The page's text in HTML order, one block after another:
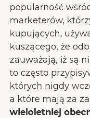
popularność
marketerów,
kupujących,
kuszącego, że
zauważają, iż są
to często
których nigdy
a które mają za
wieloletniej